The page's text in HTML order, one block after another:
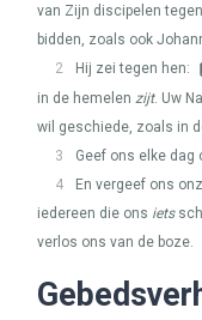
van Zijn discipelen
bidden, zoals ook
2
Hij zei tegen hen:
in de hemelen zijt. Uw
wil geschiede, zoals in
3
Geef ons elke dag
4
En vergeef ons
iedereen die ons iets
verlos ons van de boze.